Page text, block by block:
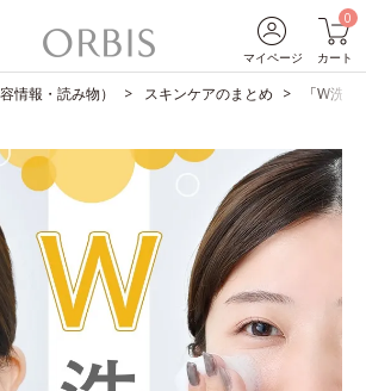
マイページ
0
カート
情報・読み物） スキンケアのまとめ 「W洗